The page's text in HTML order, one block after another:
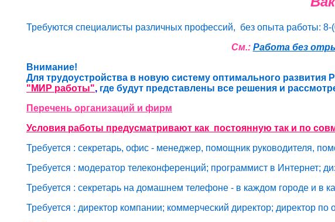
Требуются специалисты различных профессий, без опыта работы:
См.: Работа без
Внимание!
Для трудоустройства в новую систему оптимального развития
"МИР работы", где будут представлены все решения и
Перечень организаций и фирм
Условия работы предусматривают как постоянную так и по
Требуется : секретарь, офис - менеджер, помощник руководителя,
Требуется : модератор телеконференций; программист в Интернет;
Требуется : секретарь на домашнем телефоне - в каждом городе и в
Требуется : директор компании; коммерческий директор; директор